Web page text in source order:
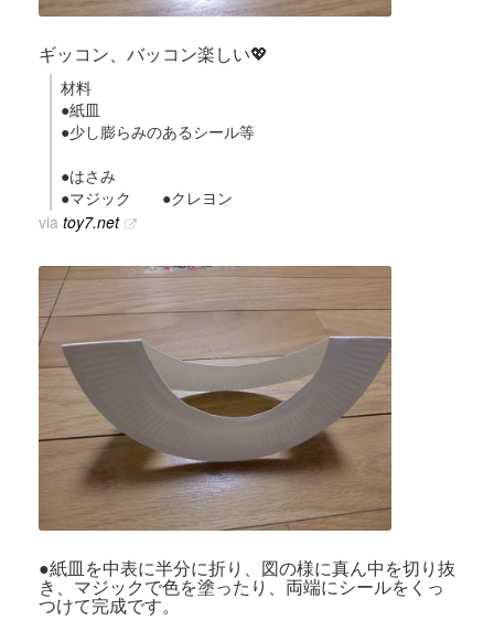
ギッコン、バッコン楽しい💖
材料
●紙皿
●少し膨らみのあるシール等
●はさみ
●マジック ●クレヨン
via toy7.net
●紙皿を中表に半分に折り、図の様に真ん中を切り抜
き、マジックで色を塗ったり、両端にシールをくっ
つけて完成です。